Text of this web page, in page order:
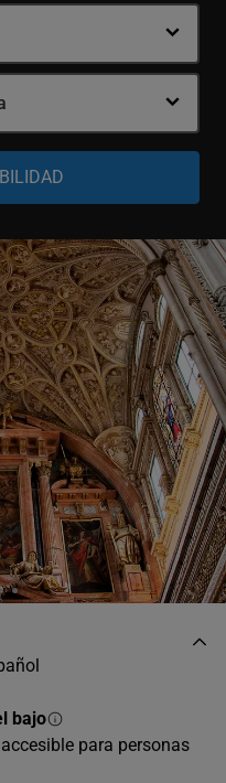
-
bajo
para personas